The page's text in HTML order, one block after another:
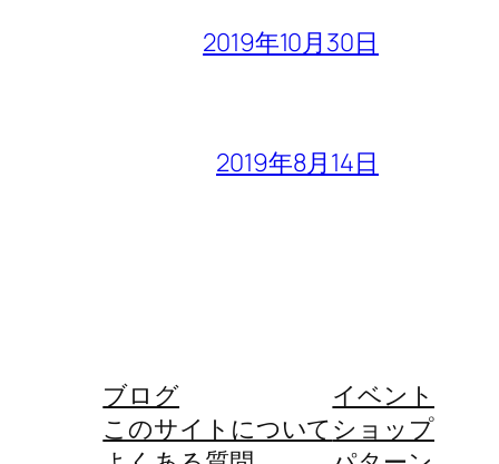
2019年10月30日
2019年8月14日
ブログ
このサイトについて
イベント
ショップ